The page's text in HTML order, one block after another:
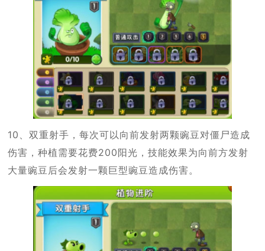
10、双重射手，每次可以向前发射两颗豌豆对僵尸造成
伤害，种植需要花费200阳光，技能效果为向前方发射
大量豌豆后会发射一颗巨型豌豆造成伤害。